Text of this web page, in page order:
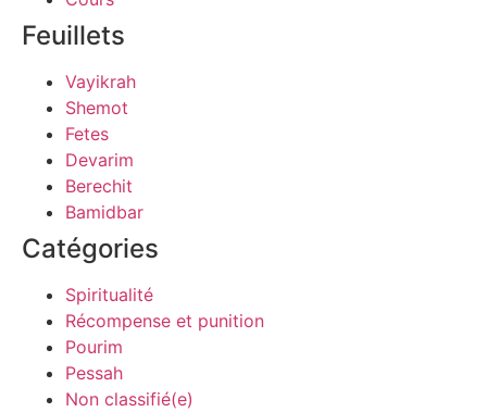
Feuillets
Vayikrah
Shemot
Fetes
Devarim
Berechit
Bamidbar
Catégories
Spiritualité
Récompense et punition
Pourim
Pessah
Non classifié(e)